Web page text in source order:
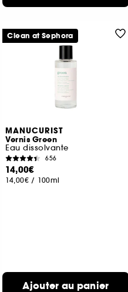
MANUCURIST
Vernis Green
Eau dissolvante
656
14,00€
14,00€ / 100ml
Ajouter au panier
Clean at Sephora